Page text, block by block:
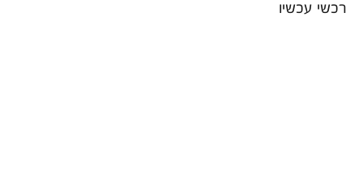
רכשי עכשיו